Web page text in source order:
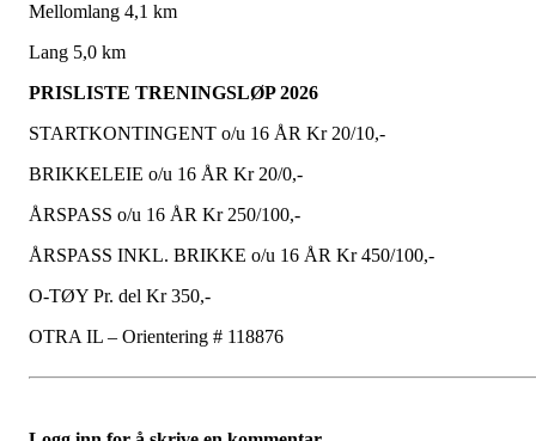
Mellomlang 4,1 km
Lang 5,0 km
PRISLISTE TRENINGSLØP 2026
STARTKONTINGENT o/u 16 ÅR Kr 20/10,-
BRIKKELEIE o/u 16 ÅR Kr 20/0,-
ÅRSPASS o/u 16 ÅR Kr 250/100,-
ÅRSPASS INKL. BRIKKE o/u 16 ÅR Kr 450/100,-
O-TØY Pr. del Kr 350,-
OTRA IL – Orientering # 118876